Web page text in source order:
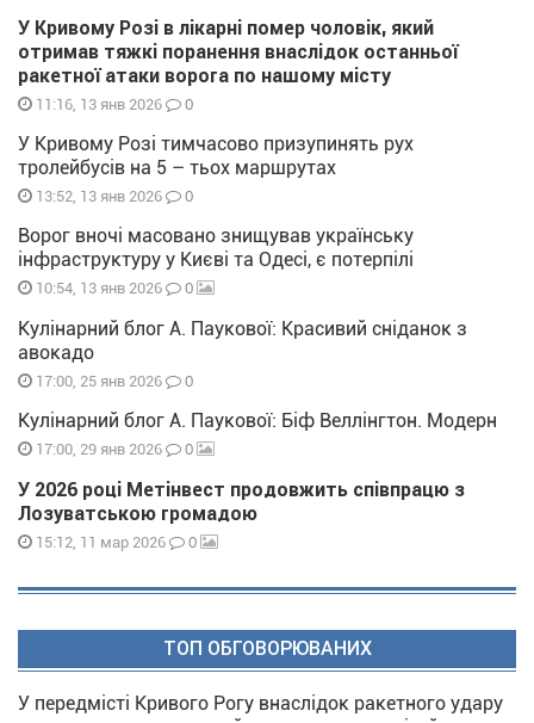
У Кривому Розі в лікарні помер чоловік, який
отримав тяжкі поранення внаслідок останньої
ракетної атаки ворога по нашому місту
11:16, 13 янв 2026 0
У Кривому Розі тимчасово призупинять рух
тролейбусів на 5 – тьох маршрутах
13:52, 13 янв 2026 0
Ворог вночі масовано знищував українську
інфраструктуру у Києві та Одесі, є потерпілі
10:54, 13 янв 2026 0
Кулінарний блог А. Паукової: Красивий сніданок з
авокадо
17:00, 25 янв 2026 0
Кулінарний блог А. Паукової: Біф Веллінгтон. Модерн
17:00, 29 янв 2026 0
У 2026 році Метінвест продовжить співпрацю з
Лозуватською громадою
15:12, 11 мар 2026 0
ТОП ОБГОВОРЮВАНИХ
У передмісті Кривого Рогу внаслідок ракетного удару